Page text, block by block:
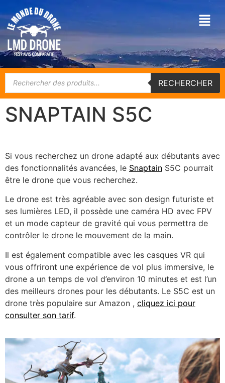
RECHERCHER
SNAPTAIN S5C
Si vous recherchez un drone adapté aux débutants avec
des fonctionnalités avancées, le Snaptain S5C pourrait
être le drone que vous recherchez.
Le drone est très agréable avec son design futuriste et
ses lumières LED, il possède une caméra HD avec FPV
et un mode capteur de gravité qui vous permettra de
contrôler le drone le mouvement de la main.
Il est également compatible avec les casques VR qui
vous offriront une expérience de vol plus immersive, le
drone a un temps de vol d’environ 10 minutes et est l’un
des meilleurs drones pour les débutants. Le S5C est un
drone très populaire sur Amazon , cliquez ici pour
consulter son tarif.